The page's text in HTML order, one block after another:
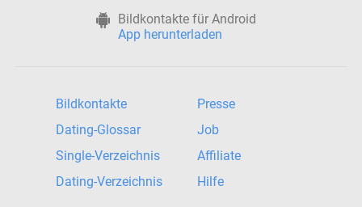
Bildkontakte für Android
App herunterladen
Bildkontakte
Dating-Glossar
Single-Verzeichnis
Dating-Verzeichnis
Presse
Job
Affiliate
Hilfe